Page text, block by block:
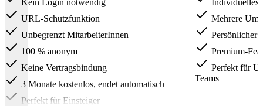
Kein Login notwendig
URL-Schutzfunktion
Unbegrenzt MitarbeiterInnen
100 % anonym
Keine Vertragsbindung
3 Monate kostenlos, endet automatisch
Perfekt für Einsteiger
Individuelles
Mehrere
Persönlicher
Premium-
Perfekt für
Teams